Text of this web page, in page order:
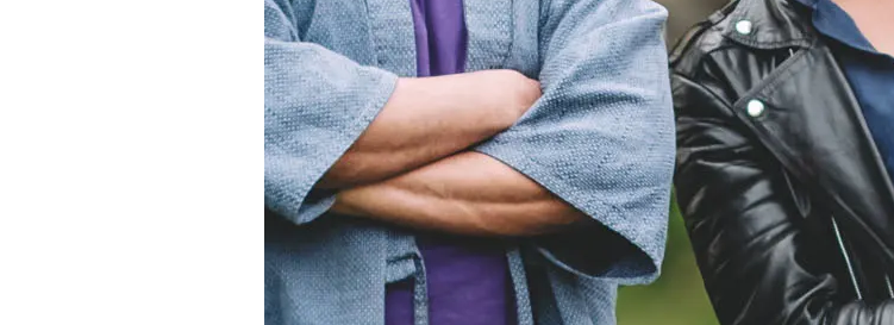
PRINCIPATO
DI
MONACO
RMC
CONSIGLIA